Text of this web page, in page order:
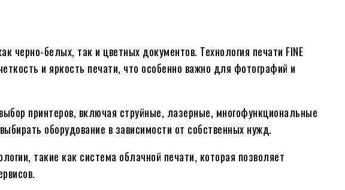
черно-белых, так и цветных документов. Технология печати FINE
и яркость печати, что особенно важно для фотографий и
принтеров, включая струйные, лазерные, многофункциональные
оборудование в зависимости от собственных нужд.
такие как система облачной печати, которая позволяет